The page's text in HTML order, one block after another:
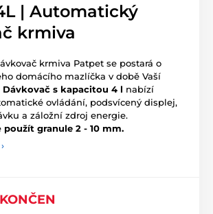
| Automatický
krmiva
krmiva Patpet se postará o
domácího mazlíčka v době Vaší
Dávkovač s kapacitou 4 l nabízí
ovládání, podsvícený displej,
a záložní zdroj energie.
použít granule 2 - 10 mm.